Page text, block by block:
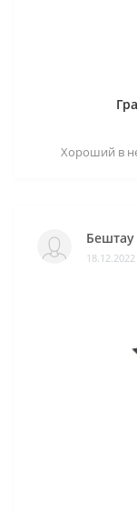
Хороший в
Бештау
18.12.2022